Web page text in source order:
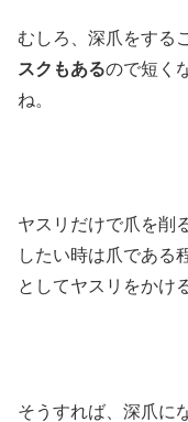
むしろ、深爪をする
スクもあるので短く
ね。
ヤスリだけで爪を削
したい時は爪である
としてヤスリをかけ
そうすれば、深爪に